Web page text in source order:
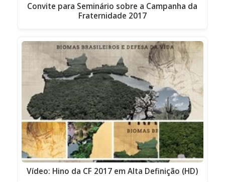
Convite para Seminário sobre a Campanha da
Fraternidade 2017
Vídeo: Hino da CF 2017 em Alta Definição (HD)